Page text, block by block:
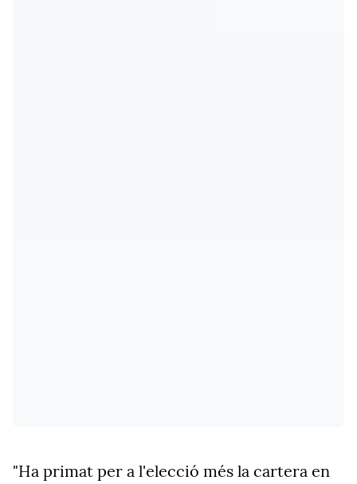
"Ha primat per a l'elecció més la cartera en